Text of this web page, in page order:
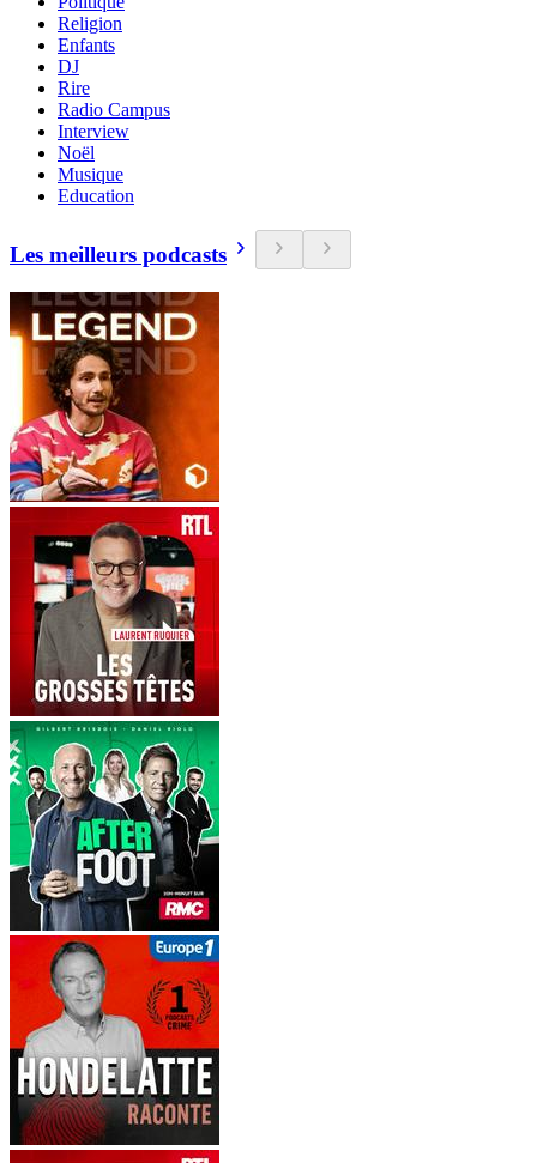
Religion
Enfants
DJ
Rire
Radio Campus
Interview
Noël
Musique
Education
Les meilleurs podcasts